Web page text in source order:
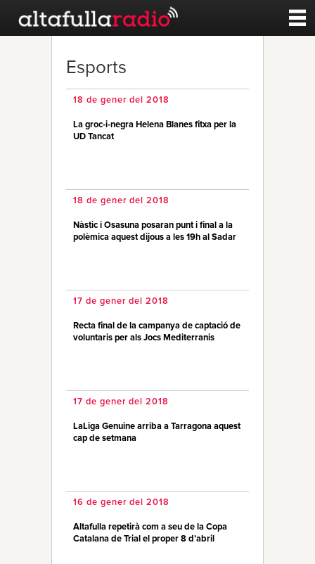
Qui Som
Esports
18 de gener del 2018
La groc-i-negra Helena Blanes fitxa per la
UD Tancat
18 de gener del 2018
Nàstic i Osasuna posaran punt i final a la
polèmica aquest dijous a les 19h al Sadar
17 de gener del 2018
Recta final de la campanya de captació de
voluntaris per als Jocs Mediterranis
17 de gener del 2018
LaLiga Genuine arriba a Tarragona aquest
cap de setmana
16 de gener del 2018
Altafulla repetirà com a seu de la Copa
Catalana de Trial el proper 8 d’abril